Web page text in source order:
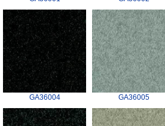
GA36004 GA36005